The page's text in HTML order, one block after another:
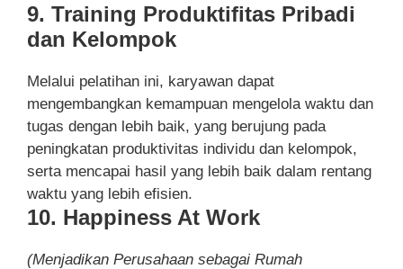
9. Training Produktifitas Pribadi
dan Kelompok
Melalui pelatihan ini, karyawan dapat
mengembangkan kemampuan mengelola waktu dan
tugas dengan lebih baik, yang berujung pada
peningkatan produktivitas individu dan kelompok,
serta mencapai hasil yang lebih baik dalam rentang
waktu yang lebih efisien.
10. Happiness At Work
(Menjadikan Perusahaan sebagai Rumah